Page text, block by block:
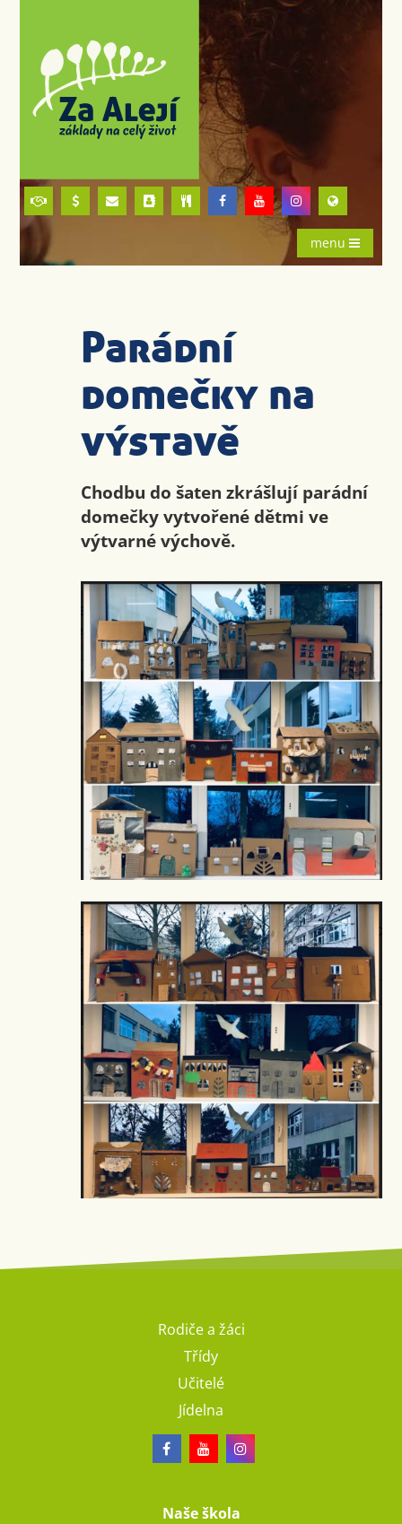
menu
Parádní
domečky na
výstavě
Chodbu do šaten zkrášlují parádní
domečky vytvořené dětmi ve
výtvarné výchově.
Rodiče a žáci
Třídy
Učitelé
Jídelna
Naše škola